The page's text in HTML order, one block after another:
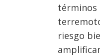
términos
riesgo